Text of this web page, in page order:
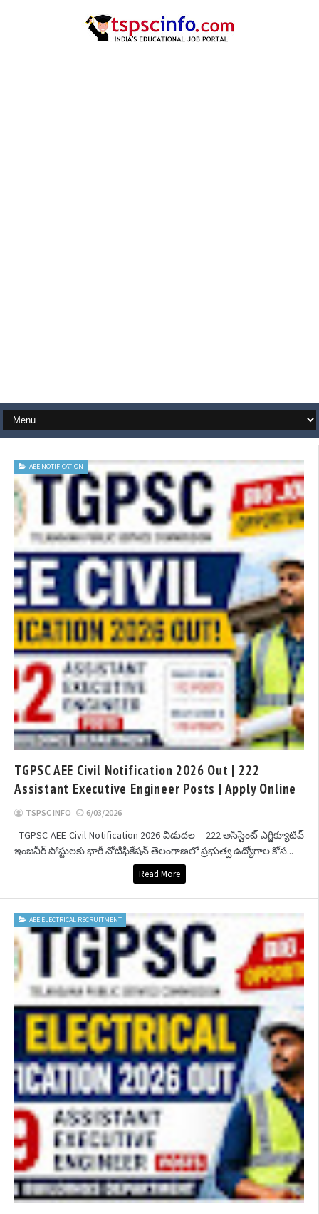
AEE NOTIFICATION
TGPSC AEE Civil Notification 2026 Out | 222
Assistant Executive Engineer Posts | Apply Online
TSPSC INFO 6/03/2026
TGPSC AEE Civil Notification 2026 విడుదల – 222 అసిస్టెంట్ ఎగ్జిక్యూటివ్
ఇంజనీర్ పోస్టులకు భారీ నోటిఫికేషన్ తెలంగాణలో ప్రభుత్వ ఉద్యోగాల కోస...
Read More
AEE ELECTRICAL RECRUITMENT